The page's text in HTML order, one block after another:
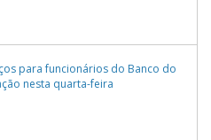
para funcionários do Banco do
nesta quarta-feira